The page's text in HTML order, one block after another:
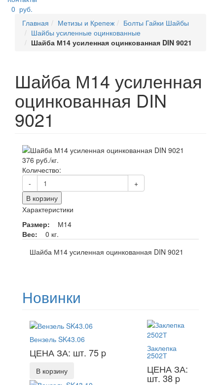
0 руб.
Главная
Метизы и Крепеж
Болты Гайки Шайбы
Шайбы усиленные оцинкованные
Шайба М14 усиленная оцинкованная DIN 9021
Шайба М14 усиленная
оцинкованная DIN
9021
376 руб./кг.
Количество:
-
+
В корзину
Характеристики
Размер:
М14
Вес:
0 кг.
Шайба М14 усиленная оцинкованная DIN 9021
Новинки
Вензель SK43.06
ЦЕНА ЗА: шт. 75 p
В корзину
Заклепка
2502Т
ЦЕНА ЗА:
шт. 38 p